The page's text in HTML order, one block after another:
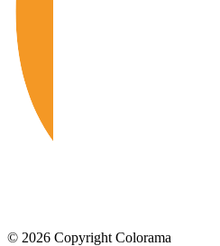
© 2026 Copyright Colorama